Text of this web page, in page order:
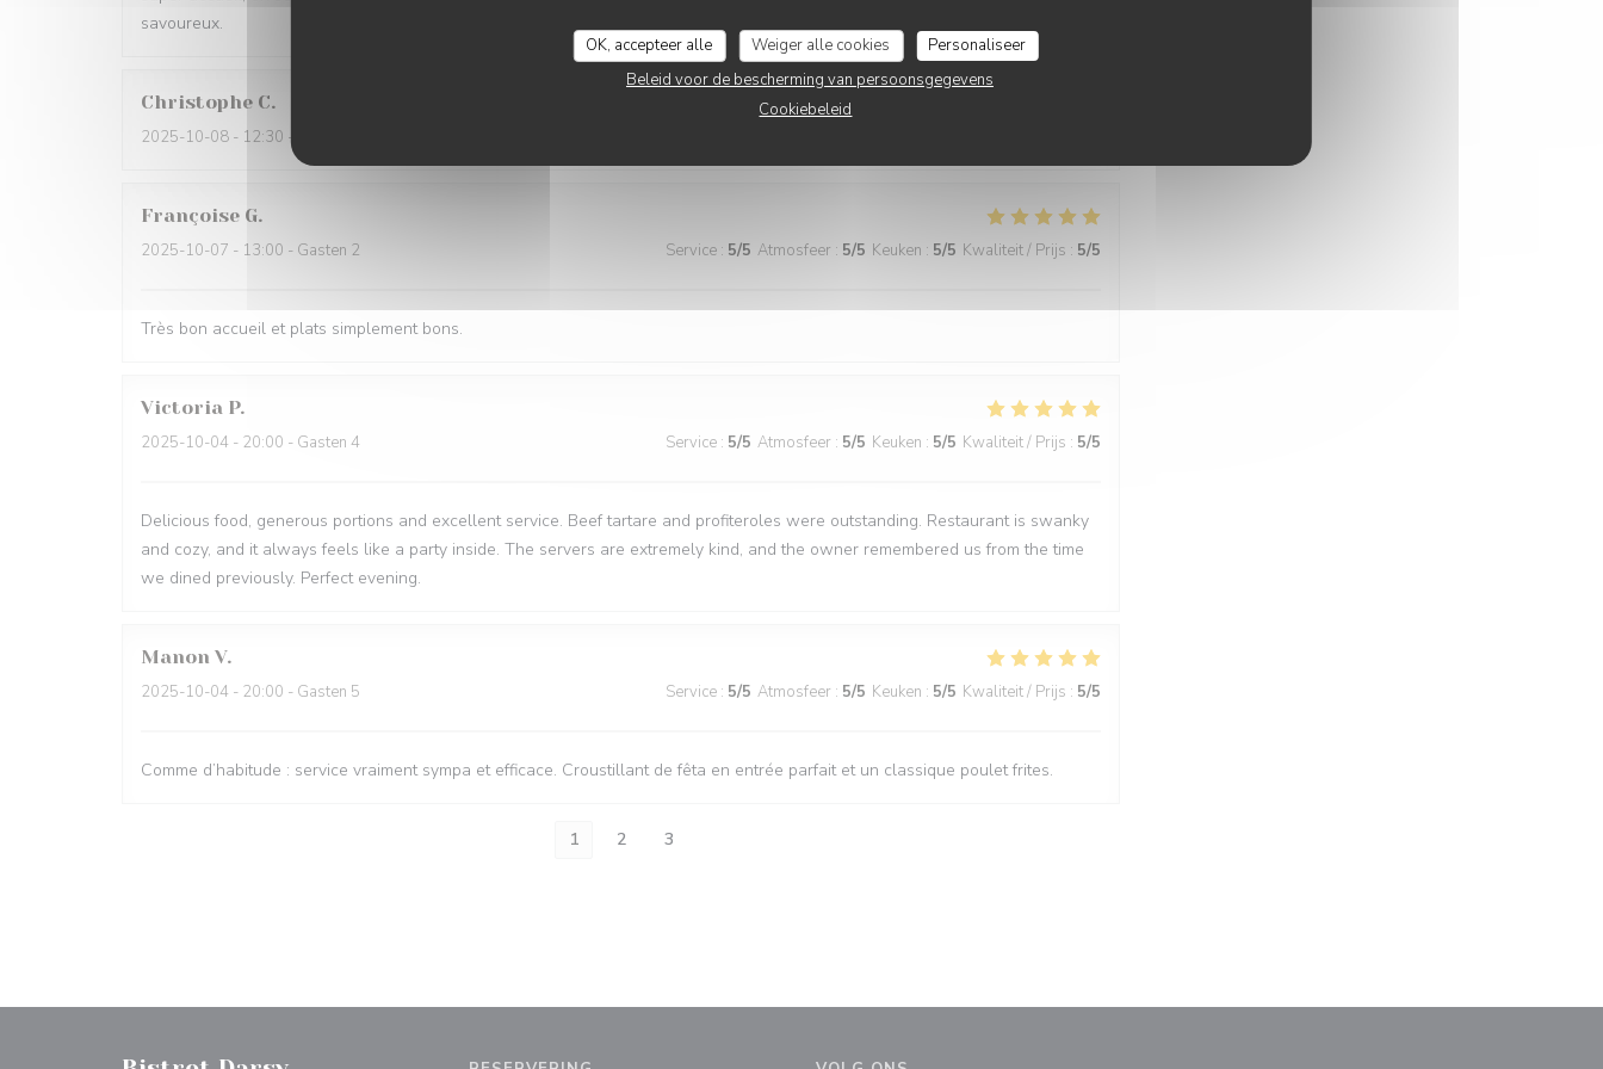
OK, accepteer alle Weiger alle cookies
Personaliseer
Beleid voor de bescherming van persoonsgegevens
Cookiebeleid
savoureux.
Christophe C
2025-10-08 - 12:30 - Gasten 2
Françoise G
2025-10-07 - 13:00 - Gasten 2 Service : 5/5 Atmosfeer : 5/5 Keuken : 5/5 Kwaliteit / Prijs : 5/5
Très bon accueil et plats simplement bons.
Victoria P
2025-10-04 - 20:00 - Gasten 4 Service : 5/5 Atmosfeer : 5/5 Keuken : 5/5 Kwaliteit / Prijs : 5/5
Delicious food, generous portions and excellent service. Beef tartare and profiteroles were outstanding. Restaurant is swanky
and cozy, and it always feels like a party inside. The servers are extremely kind, and the owner remembered us from the time
we dined previously. Perfect evening.
Manon V
2025-10-04 - 20:00 - Gasten 5 Service : 5/5 Atmosfeer : 5/5 Keuken : 5/5 Kwaliteit / Prijs : 5/5
Comme d’habitude : service vraiment sympa et efficace. Croustillant de fêta en entrée parfait et un classique poulet frites.
1 2 3